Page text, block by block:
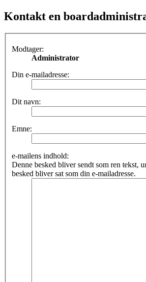
Kontakt en
Modtager:
Administrator
Din e-mailadresse:
Dit navn:
Emne:
e-mailens indhold:
Denne besked bliver sendt som ren tekst,
besked bliver sat som din e-mailadresse.